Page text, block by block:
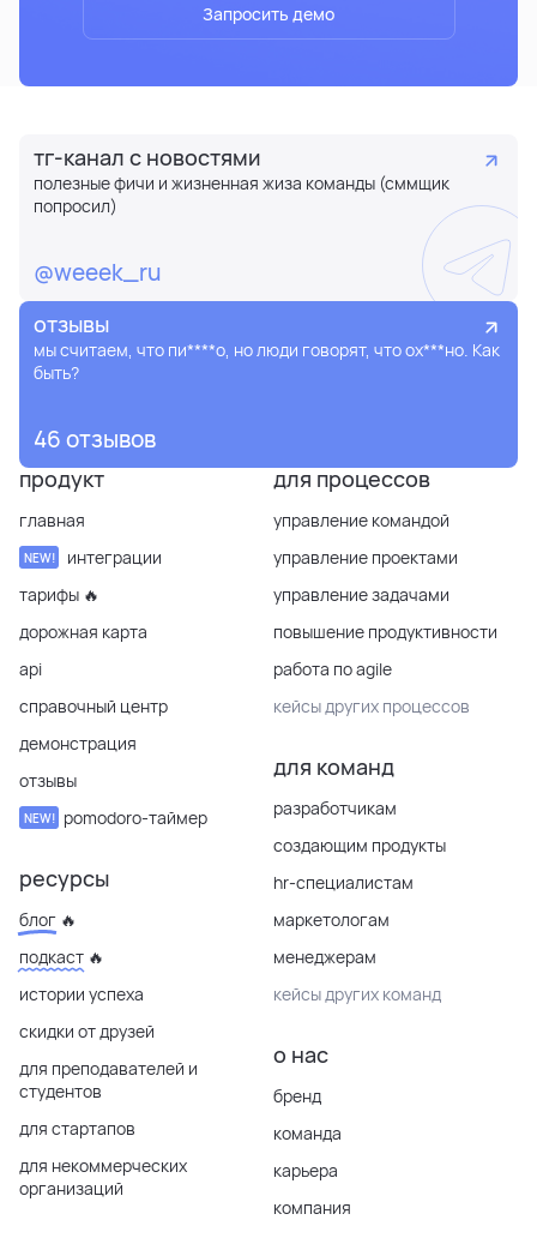
Запросить демо
тг-канал с новостями
полезные фичи и жизненная жиза команды (сммщик
попросил)
@weeek_ru
отзывы
мы считаем, что пи****о, но люди говорят, что ох***но. Как
быть?
46 отзывов
продукт
главная
NEW!
интеграции
тарифы 🔥
дорожная карта
api
справочный центр
демонстрация
отзывы
NEW! pomodoro-таймер
ресурсы
блог 🔥
подкаст 🔥
истории успеха
скидки от друзей
для преподавателей и
студентов
для стартапов
для некоммерческих
организаций
для процессов
управление командой
управление проектами
управление задачами
повышение продуктивности
работа по agile
кейсы других процессов
для команд
разработчикам
создающим продукты
hr-специалистам
маркетологам
менеджерам
кейсы других команд
о нас
бренд
команда
карьера
компания